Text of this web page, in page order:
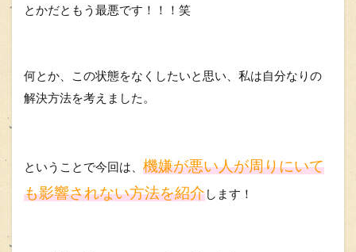
とかだともう最悪です！！！笑
何とか、この状態をなくしたいと思い、私は自分なりの
解決方法を考えました。
ということで今回は、 機嫌が悪い人が周りにいて
も影響されない方法を紹介します！